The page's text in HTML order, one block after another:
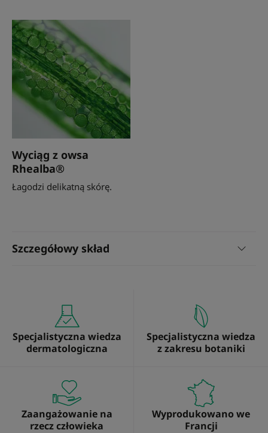
Szczegółowy skład
Wyciąg z owsa
Rhealba®
Łagodzi delikatną skórę.
Specjalistyczna wiedza
dermatologiczna
Specjalistyczna wiedza
z zakresu botaniki
Zaangażowanie na
rzecz człowieka
Wyprodukowano we
Francji